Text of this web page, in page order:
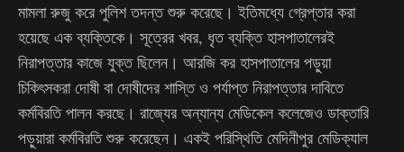
মামলা রুজু করে পুলিশ তদন্ত শুরু করেছে। ইতিমধ্যে গ্রেপ্তার করা
হয়েছে এক ব্যক্তিকে। সূত্রের খবর, ধৃত ব্যক্তি হাসপাতালেরই
নিরাপত্তার কাজে যুক্ত ছিলেন। আরজি কর হাসপাতালের পড়ুয়া
চিকিৎসকরা দোষী বা দোষীদের শাস্তি ও পর্যাপ্ত নিরাপত্তার দাবিতে
কর্মবিরতি পালন করছে। রাজ্যের অন্যান্য মেডিকেল কলেজেও ডাক্তারি
পড়ুয়ারা কর্মবিরতি শুরু করেছেন। একই পরিস্থিতি মেদিনীপুর মেডিক্যাল